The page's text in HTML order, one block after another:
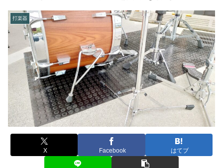
打楽器
X Facebook はてブ